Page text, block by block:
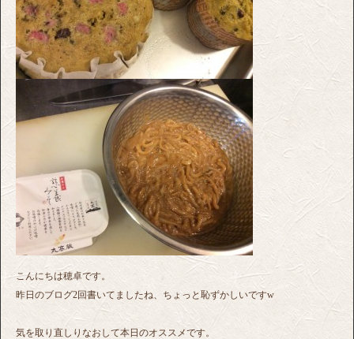
こんにちは穂卓です。
昨日のブログ2回書いてましたね、ちょっと恥ずかしいですw
気を取り直しりなおして本日のオススメです。